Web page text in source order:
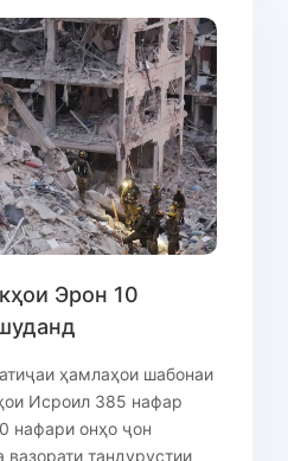
Эрон 10
ҳамлаҳои шабонаи
Исроил 385 нафар
нафари онҳо ҷон
тандурустии